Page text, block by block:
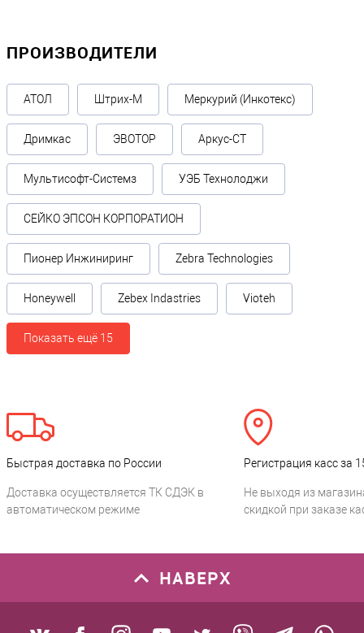
ПРОИЗВОДИТЕЛИ
АТОЛ Штрих-М Меркурий (Инкотекс)
Дримкас ЭВОТОР Аркус-СТ
Мультисофт-Системз УЭБ Технолоджи
СЕЙКО ЭПСОН КОРПОРАТИОН
Пионер Инжиниринг Zebra Technologies
Honeywell Zebex Indastries Vioteh
Показать ещё 15
Быстрая доставка по России
Доставка осуществляется ТК СДЭК в
автоматическом режиме
Регистрация касс за
Не выходя из
скидкой при заказе
НАВЕРХ